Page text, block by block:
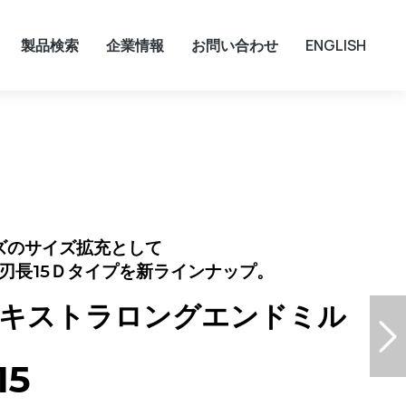
製品検索 企業情報 お問い合わせ ENGLISH
のサイズ拡充として
15Ｄタイプを新ラインナップ。
ストラロングエンドミル